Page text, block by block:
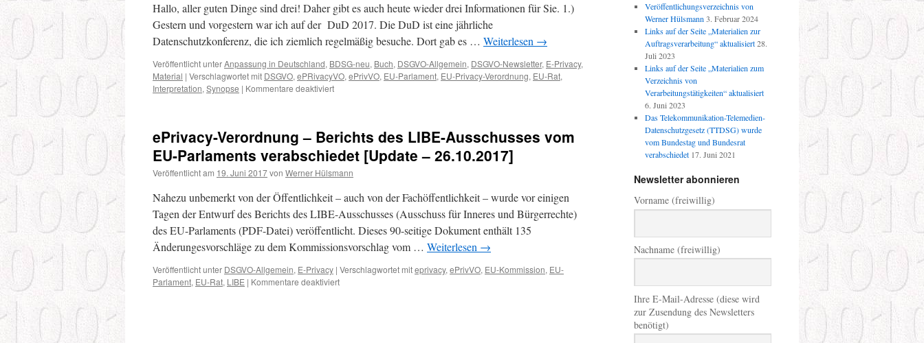
DSGVO
–
Verordnung
Zertifizierung
ist
ein
Hallo, aller guten Dinge sind drei! Daher gibt es auch heute wieder drei Informationen für Sie. 1.)
Gestern und vorgestern war ich auf der DuD 2017. Die DuD ist eine jährliche
Datenschutzkonferenz, die ich ziemlich regelmäßig besuche. Dort gab es … Weiterlesen →
Veröffentlicht unterAnpassung in Deutschland, BDSG-neu, Buch, DSGVO-Allgemein, DSGVO-Newsletter, E-Privacy,
Material | Verschlagwortet mit DSGVO, ePRivacyVO, ePrivVO, EU-Parlament, EU-Privacy-Verordnung, EU-Rat,
Interpretation, Synopse | Kommentare deaktiviertfür
338
Interpretation
der
GVO,
Neues
ePrivacy-
VO
Synopse
zum
ePrivacy-Verordnung – Berichts des LIBE-Ausschusses vom
EU-Parlaments verabschiedet [Update – 26.10.2017]
Veröffentlicht am 19. Juni 2017von Werner Hülsmann
Nahezu unbemerkt von der Öffentlichkeit – auch von der Fachöffentlichkeit – wurde vor einigen
Tagen der Entwurf des Berichts des LIBE-Ausschusses (Ausschuss für Inneres und Bürgerrechte)
des EU-Parlaments (PDF-Datei) veröffentlicht. Dieses 90-seitige Dokument enthält 135
Änderungesvorschläge zu dem Kommissionsvorschlag vom … Weiterlesen →
Veröffentlicht unter DSGVO-Allgemein, E-Privacy | Verschlagwortet miteprivacy, ePrivVO, EU-Kommission, EU-
Parlament, EU-Rat, LIBE | Kommentare deaktiviertfür
Veröffentlichungsverzeichnis von
Werner Hülsmann 3. Februar 2024
Links auf der Seite „Materialien zur
Auftragsverarbeitung“ aktualisiert 28.
Juli 2023
Links auf der Seite „Materialien zum
Verzeichnis von
Verarbeitungstätigkeiten“ aktualisiert
6. Juni 2023
Das Telekommunikation-Telemedien-
Datenschutzgesetz (TTDSG) wurde
vom Bundestag und Bundesrat
verabschiedet 17. Juni 2021
Newsletter abonnieren
Vorname (freiwillig)
Nachname (freiwillig)
Ihre E-Mail-Adresse (diese wird
zur Zusendung des Newsletters
benötigt)